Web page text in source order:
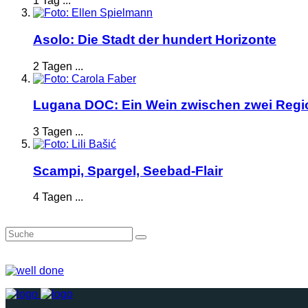
Asolo: Die Stadt der hundert Horizonte
2 Tagen ...
Lugana DOC: Ein Wein zwischen zwei
3 Tagen ...
Scampi, Spargel, Seebad-Flair
4 Tagen ...